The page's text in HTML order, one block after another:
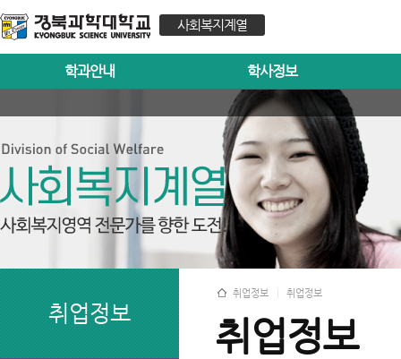
사회복지계열
학과안내 학사정보
취업정보
취업정보 취업정보
취업정보